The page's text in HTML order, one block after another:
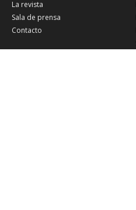
La revista
Sala de prensa
Contacto